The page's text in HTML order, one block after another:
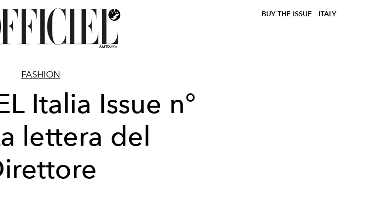
BUY THE ISSUE ITALY
FASHION
Italia Issue n°
lettera del